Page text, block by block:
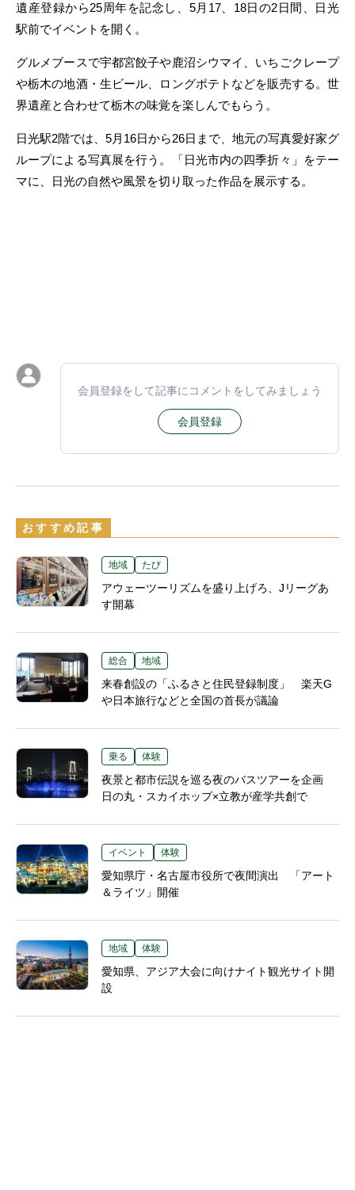
遺産登録から25周年を記念し、5月17、18日の2日間、日光
駅前でイベントを開く。
グルメブースで宇都宮餃子や鹿沼シウマイ、いちごクレープ
や栃木の地酒・生ビール、ロングポテトなどを販売する。世
界遺産と合わせて栃木の味覚を楽しんでもらう。
日光駅2階では、5月16日から26日まで、地元の写真愛好家グ
ループによる写真展を行う。「日光市内の四季折々」をテー
マに、日光の自然や風景を切り取った作品を展示する。
会員登録をして記事にコメントをしてみましょう
会員登録
おすすめ記事
地域 たび
アウェーツーリズムを盛り上げろ、Jリーグあ
す開幕
総合 地域
来春創設の「ふるさと住民登録制度」 楽天G
や日本旅行などと全国の首長が議論
乗る 体験
夜景と都市伝説を巡る夜のバスツアーを企画
日の丸・スカイホップ×立教が産学共創で
イベント 体験
愛知県庁・名古屋市役所で夜間演出 「アート
＆ライツ」開催
地域 体験
愛知県、アジア大会に向けナイト観光サイト開
設